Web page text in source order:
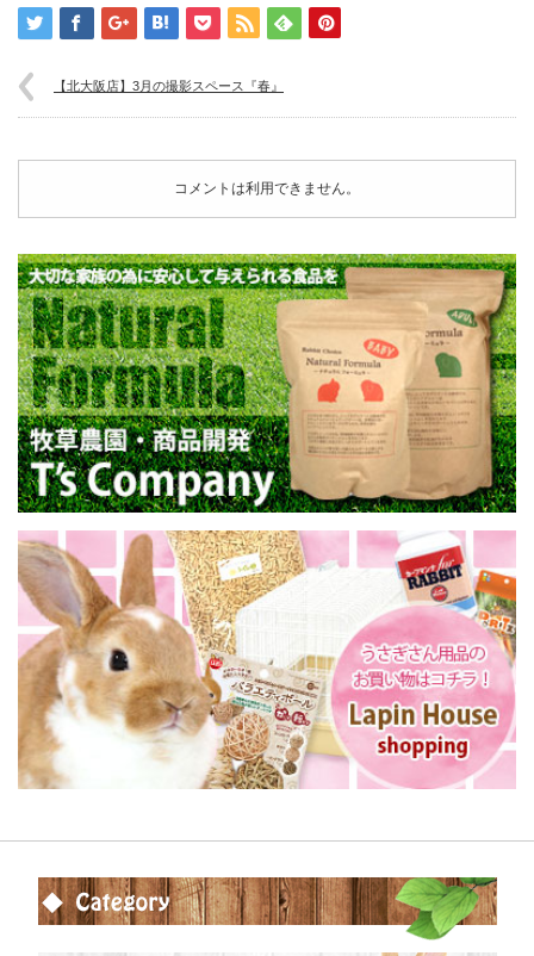
【北大阪店】3月の撮影スペース『春』
コメントは利用できません。